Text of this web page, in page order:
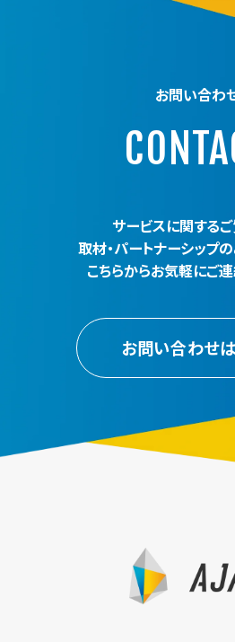
お問い合わ
サービスに関するご
取材・パートナーシップ
こちらからお気軽にご連
お問い合わせ